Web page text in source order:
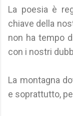
La poesia è
chiave della
non ha tempo
con i nostri
La montagna
e soprattutto,